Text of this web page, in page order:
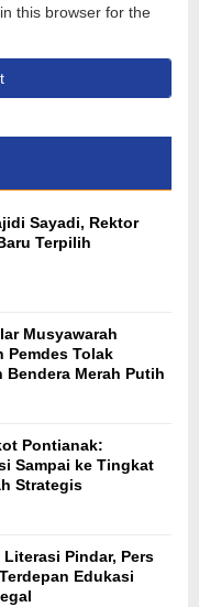
this browser for the
Sayadi, Rektor
Terpilih
Musyawarah
Pemdes Tolak
Bendera Merah Putih
Pontianak:
Sampai ke Tingkat
Strategis
Literasi Pindar, Pers
Edukasi